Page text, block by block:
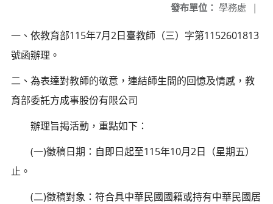
發布單位： 學務處 |
一、依教育部115年7月2日臺教師（三）字第1152601813
號函辦理。
二、為表達對教師的敬意，連結師生間的回憶及情感，教
育部委託方成事股份有限公司
辦理旨揭活動，重點如下：
(一)徵稿日期：自即日起至115年10月2日（星期五）
止。
(二)徵稿對象：符合具中華民國國籍或持有中華民國居